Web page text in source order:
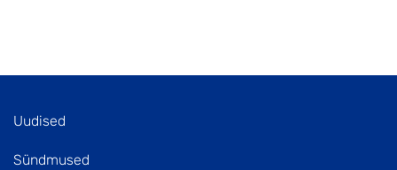
Uudised
Sündmused